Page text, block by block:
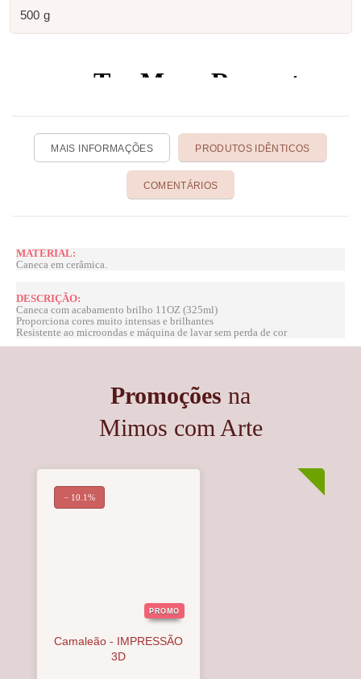
500 g
MAIS INFORMAÇÕES PRODUTOS IDÊNTICOS
COMENTÁRIOS
MATERIAL:
Caneca em cerâmica.
DESCRIÇÃO:
Caneca com acabamento brilho 11OZ (325ml)
Proporciona cores muito intensas e brilhantes
Resistente ao microondas e máquina de lavar sem perda de cor
Promoções na
Mimos com Arte
PROMO
Camaleão - IMPRESSÃO
3D
− 10.1%